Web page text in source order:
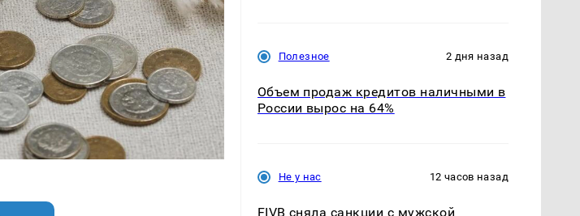
Полезное 2 дня назад
Объем продаж кредитов наличными в
России вырос на 64%
Не у нас 12 часов назад
FIVB сняла санкции с мужской